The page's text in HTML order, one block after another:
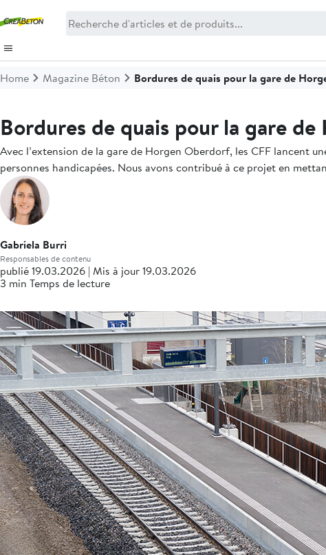
Home Magazine Béton Bordures de quais pour la gare de
Bordures de quais pour la gare
Avec l’extension de la gare de Horgen Oberdorf, les CFF lancent
personnes handicapées. Nous avons contribué à ce projet en
Gabriela Burri
Responsables de contenu
publié 19.03.2026 | Mis à jour 19.03.2026
3 min Temps de lecture